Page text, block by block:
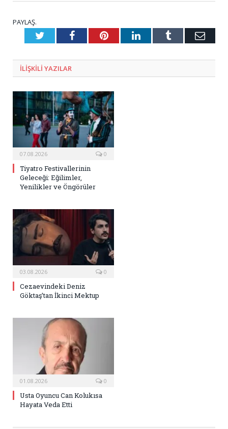
PAYLAŞ.
TwitterFacebookPinterestLinkedInTumblr E-
ILIŞKILI YAZILAR
07.08.2026 0
Tiyatro Festivallerinin
Geleceği: Eğilimler,
Yenilikler ve Öngörüler
03.08.2026 0
Cezaevindeki Deniz
Göktaş’tan İkinci Mektup
01.08.2026 0
Usta Oyuncu Can Kolukısa
Hayata Veda Etti